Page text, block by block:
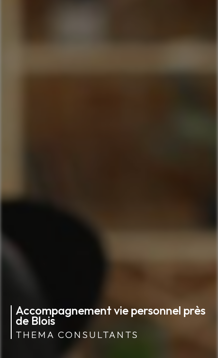
Accompagnement vie personnel près
de Blois
THEMA CONSULTANTS